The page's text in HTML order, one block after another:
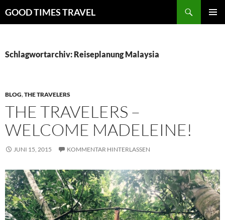
Inhalt
GOOD TIMES TRAVEL
Schlagwortarchiv: Reiseplanung Malaysia
BLOG,THE TRAVELERS
THE TRAVELERS –
WELCOME MADELEINE!
JUNI 15, 2015 KOMMENTAR HINTERLASSEN